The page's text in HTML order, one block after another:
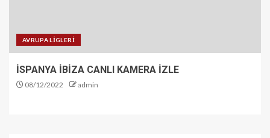
AVRUPA LİGLERİ
İSPANYA İBİZA CANLI KAMERA İZLE
08/12/2022 admin